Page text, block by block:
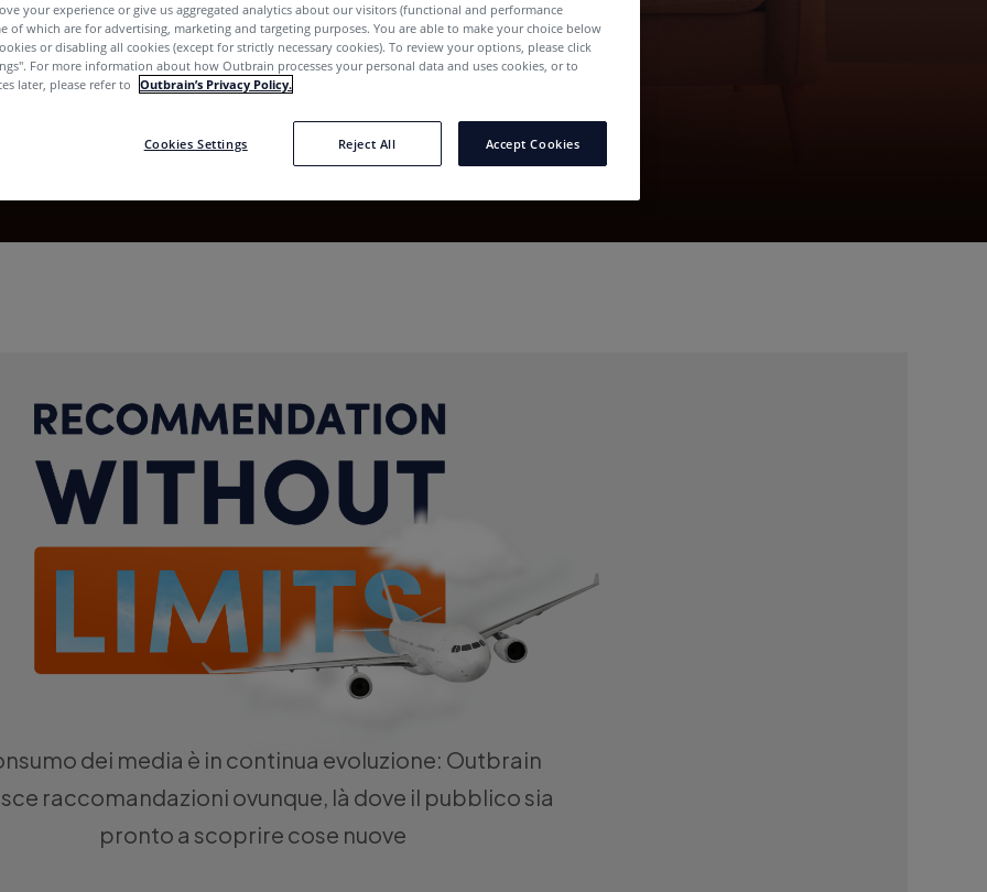
dispositivi, esperienze web e app
dei media è in continua evoluzione: Outbrain
raccomandazioni ovunque, là dove il pubblico sia
pronto a scoprire cose nuove
your experience or give us aggregated analytics about our visitors (functional and performance
of which are for advertising, marketing and targeting purposes. You are able to make your choice below
or disabling all cookies (except for strictly necessary cookies). To review your options, please click
For more information about how Outbrain processes your personal data and uses cookies, or to
later, please refer to Outbrain’s Privacy Policy.
Cookies Settings Reject All Accept Cookies